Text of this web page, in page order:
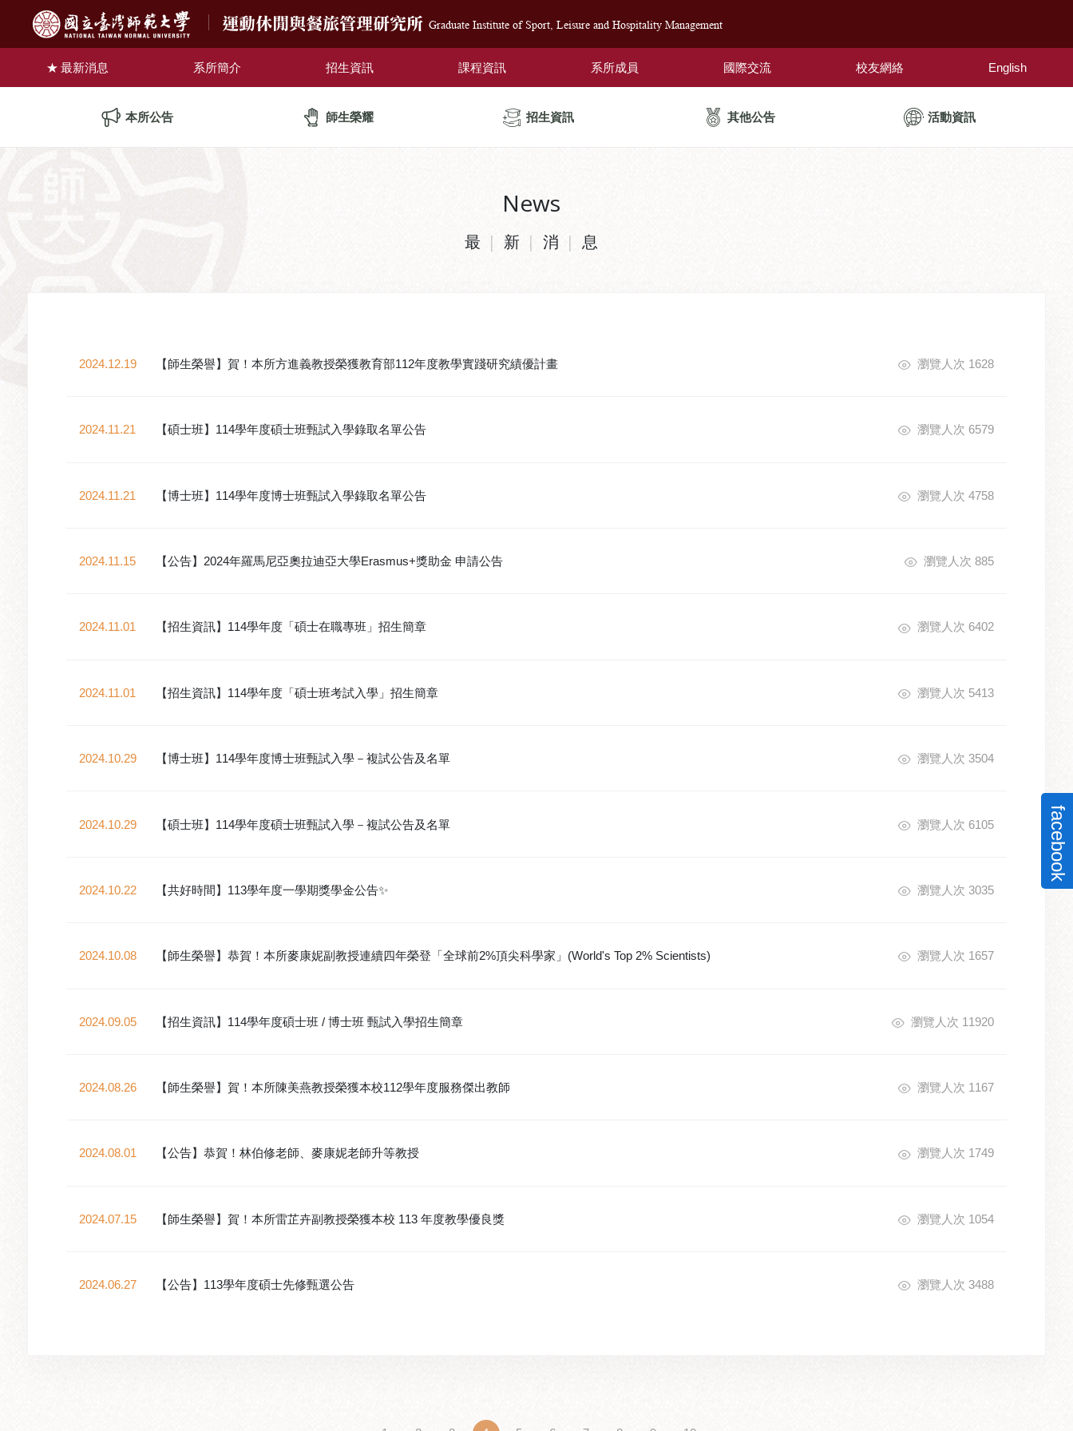
運動休閒與餐旅管理研究所 Graduate Institute of Sport, Leisure and Hospitality Management
最新消息 系所簡介 招生資訊 課程資訊 系所成員 國際交流 校友網絡 English
本所公告 師生榮耀 招生資訊 其他公告 活動資訊
News
最 新 消 息
2024.12.19 【師生榮譽】賀！本所方進義教授榮獲教育部112年度教學實踐研究績優計畫 瀏覽人次 1628
2024.11.21 【碩士班】114學年度碩士班甄試入學錄取名單公告 瀏覽人次 6579
2024.11.21 【博士班】114學年度博士班甄試入學錄取名單公告 瀏覽人次 4758
2024.11.15 【公告】2024年羅馬尼亞奧拉迪亞大學Erasmus+獎助金 申請公告 瀏覽人次 885
2024.11.01 【招生資訊】114學年度「碩士在職專班」招生簡章 瀏覽人次 6402
2024.11.01 【招生資訊】114學年度「碩士班考試入學」招生簡章 瀏覽人次 5413
2024.10.29 【博士班】114學年度博士班甄試入學－複試公告及名單 瀏覽人次 3504
2024.10.29 【碩士班】114學年度碩士班甄試入學－複試公告及名單 瀏覽人次 6105
2024.10.22 【共好時間】113學年度一學期獎學金公告✨ 瀏覽人次 3035
2024.10.08 【師生榮譽】恭賀！本所麥康妮副教授連續四年榮登「全球前2%頂尖科學家」(World's Top 2% Scientists) 瀏覽人次 1657
2024.09.05 【招生資訊】114學年度碩士班 / 博士班 甄試入學招生簡章 瀏覽人次 11920
2024.08.26 【師生榮譽】賀！本所陳美燕教授榮獲本校112學年度服務傑出教師 瀏覽人次 1167
2024.08.01 【公告】恭賀！林伯修老師、麥康妮老師升等教授 瀏覽人次 1749
2024.07.15 【師生榮譽】賀！本所雷芷卉副教授榮獲本校 113 年度教學優良獎 瀏覽人次 1054
2024.06.27 【公告】113學年度碩士先修甄選公告 瀏覽人次 3488
facebook